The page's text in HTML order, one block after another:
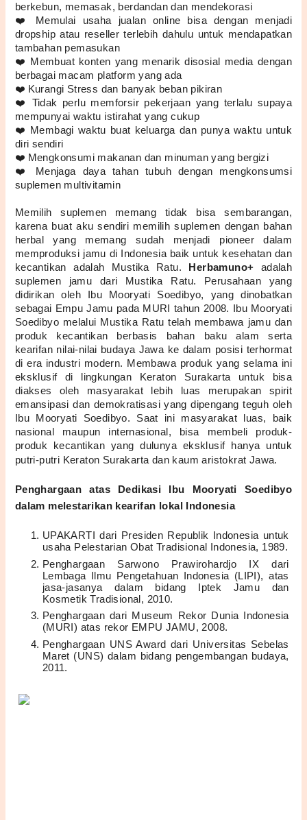
berkebun, memasak, berdandan dan mendekorasi
❤️ Memulai usaha jualan online bisa dengan menjadi
dropship atau reseller terlebih dahulu untuk mendapatkan
tambahan pemasukan
❤️ Membuat konten yang menarik disosial media dengan
berbagai macam platform yang ada
❤️ Kurangi Stress dan banyak beban pikiran
❤️ Tidak perlu memforsir pekerjaan yang terlalu supaya
mempunyai waktu istirahat yang cukup
❤️ Membagi waktu buat keluarga dan punya waktu untuk
diri sendiri
❤️ Mengkonsumi makanan dan minuman yang bergizi
❤️ Menjaga daya tahan tubuh dengan mengkonsumsi
suplemen multivitamin
Memilih suplemen memang tidak bisa sembarangan,
karena buat aku sendiri memilih suplemen dengan bahan
herbal yang memang sudah menjadi pioneer dalam
memproduksi jamu di Indonesia baik untuk kesehatan dan
kecantikan adalah Mustika Ratu.
Herbamuno+ adalah
suplemen jamu dari Mustika Ratu. Perusahaan yang
didirikan oleh Ibu Mooryati Soedibyo, yang dinobatkan
sebagai Empu Jamu pada MURI tahun 2008. Ibu Mooryati
Soedibyo melalui Mustika Ratu telah membawa jamu dan
produk kecantikan berbasis bahan baku alam serta
kearifan nilai-nilai budaya Jawa ke dalam posisi terhormat
di era industri modern. Membawa produk yang selama ini
eksklusif di lingkungan Keraton Surakarta untuk bisa
diakses oleh masyarakat lebih luas merupakan spirit
emansipasi dan demokratisasi yang dipengang teguh oleh
Ibu Mooryati Soedibyo. Saat ini masyarakat luas, baik
nasional maupun internasional, bisa membeli produk-
produk kecantikan yang dulunya eksklusif hanya untuk
putri-putri Keraton Surakarta dan kaum aristokrat Jawa.
Penghargaan atas Dedikasi Ibu Mooryati Soedibyo
dalam melestarikan kearifan lokal Indonesia
UPAKARTI dari Presiden Republik Indonesia untuk
usaha Pelestarian Obat Tradisional Indonesia, 1989.
Penghargaan Sarwono Prawirohardjo IX dari
Lembaga Ilmu Pengetahuan Indonesia (LIPI), atas
jasa-jasanya dalam bidang Iptek Jamu dan
Kosmetik Tradisional, 2010.
Penghargaan dari Museum Rekor Dunia Indonesia
(MURI) atas rekor EMPU JAMU, 2008.
Penghargaan UNS Award dari Universitas Sebelas
Maret (UNS) dalam bidang pengembangan budaya,
2011.